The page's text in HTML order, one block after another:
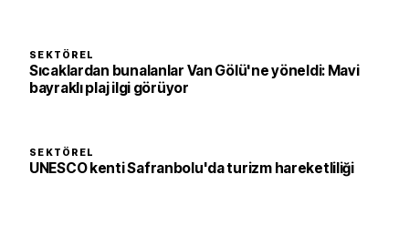
SEKTÖREL
Sıcaklardan bunalanlar Van Gölü'ne yöneldi: Mavi
bayraklı plaj ilgi görüyor
SEKTÖREL
UNESCO kenti Safranbolu'da turizm hareketliliği